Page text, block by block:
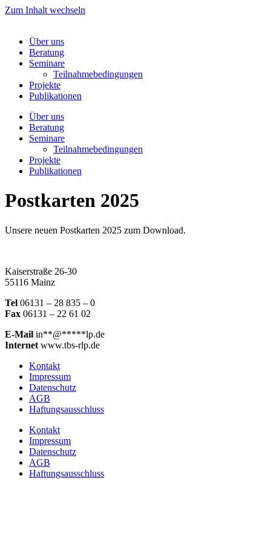
Zum Inhalt wechseln
Über uns
Beratung
Seminare
Teilnahmebedingungen
Projekte
Publikationen
Über uns
Beratung
Seminare
Teilnahmebedingungen
Projekte
Publikationen
Postkarten 2025
Unsere neuen Postkarten 2025 zum Download.
Kaiserstraße 26-30
55116 Mainz
Tel 06131 – 28 835 – 0
Fax 06131 – 22 61 02
E-Mail in**@*****lp.de
Internet www.tbs-rlp.de
Kontakt
Impressum
Datenschutz
AGB
Haftungsausschluss
Kontakt
Impressum
Datenschutz
AGB
Haftungsausschluss